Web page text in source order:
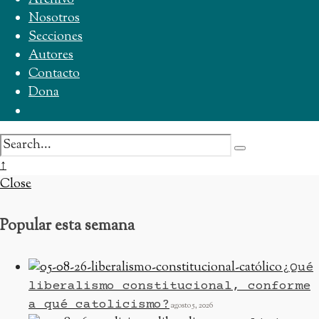
Nosotros
Secciones
Autores
Contacto
Dona
Buscar:
Close
Search
↑
Close
Popular esta semana
¿Qué
liberalismo constitucional, conforme
a qué catolicismo? agosto 5, 2026